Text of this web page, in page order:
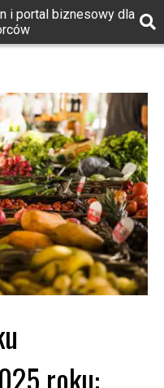
i portal biznesowy dla
roku: